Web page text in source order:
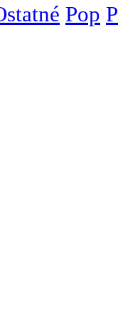
Pop